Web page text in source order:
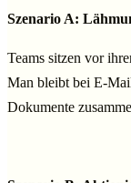
Szenario A:
Teams sitzen vor
Man bleibt bei E-
Dokumente